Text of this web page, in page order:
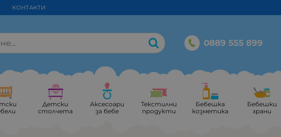
КОНТАКТИ
0889 555 899
Детски
столчета
Аксесоари
за бебе
Текстилни
продукти
Бебешка
козметика
Бебешки
храни